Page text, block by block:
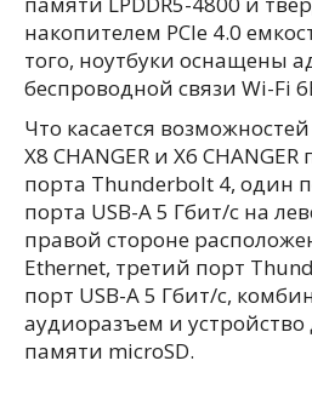
накопителем PCIe 4.0
того, ноутбуки оснащены
беспроводной связи Wi-Fi
Что касается
X8 CHANGER и X6
порта Thunderbolt 4, один
порта USB-A 5 Гбит/с на
правой стороне
Ethernet, третий порт
порт USB-A 5 Гбит/с,
аудиоразъем и устройство
памяти microSD.